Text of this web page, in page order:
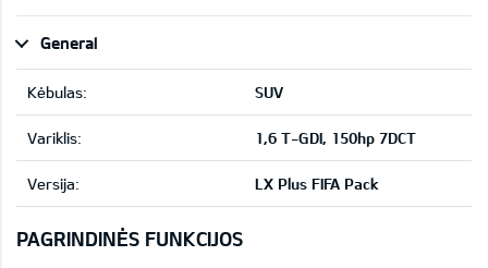
General
Kėbulas: SUV
Variklis: 1,6 T-GDI, 150hp 7DCT
Versija: LX Plus FIFA Pack
PAGRINDINĖS FUNKCIJOS